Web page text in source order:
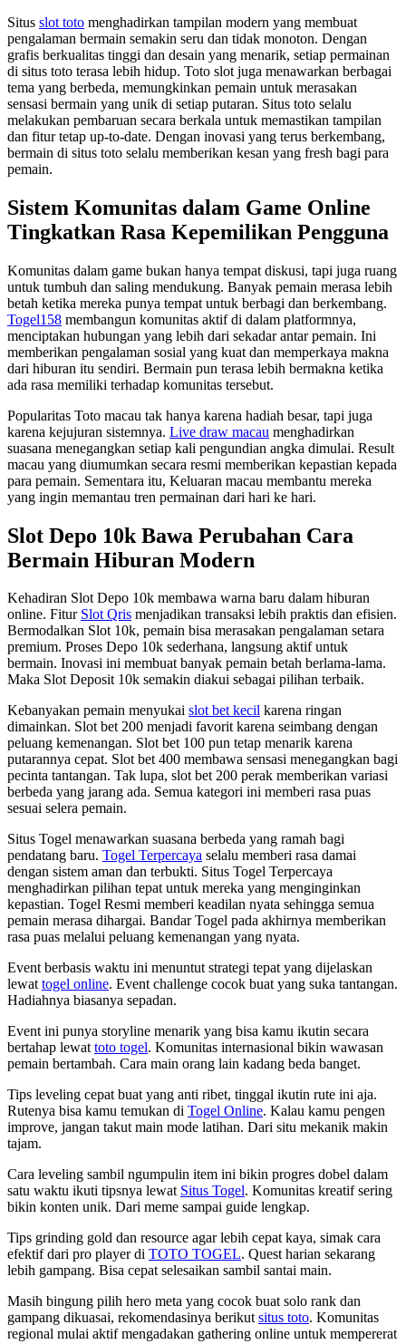
Situs slot toto menghadirkan tampilan modern yang membuat
pengalaman bermain semakin seru dan tidak monoton. Dengan
grafis berkualitas tinggi dan desain yang menarik, setiap permainan
di situs toto terasa lebih hidup. Toto slot juga menawarkan berbagai
tema yang berbeda, memungkinkan pemain untuk merasakan
sensasi bermain yang unik di setiap putaran. Situs toto selalu
melakukan pembaruan secara berkala untuk memastikan tampilan
dan fitur tetap up-to-date. Dengan inovasi yang terus berkembang,
bermain di situs toto selalu memberikan kesan yang fresh bagi para
pemain.
Sistem Komunitas dalam Game Online
Tingkatkan Rasa Kepemilikan Pengguna
Komunitas dalam game bukan hanya tempat diskusi, tapi juga ruang
untuk tumbuh dan saling mendukung. Banyak pemain merasa lebih
betah ketika mereka punya tempat untuk berbagi dan berkembang.
Togel158 membangun komunitas aktif di dalam platformnya,
menciptakan hubungan yang lebih dari sekadar antar pemain. Ini
memberikan pengalaman sosial yang kuat dan memperkaya makna
dari hiburan itu sendiri. Bermain pun terasa lebih bermakna ketika
ada rasa memiliki terhadap komunitas tersebut.
Popularitas Toto macau tak hanya karena hadiah besar, tapi juga
karena kejujuran sistemnya. Live draw macau menghadirkan
suasana menegangkan setiap kali pengundian angka dimulai. Result
macau yang diumumkan secara resmi memberikan kepastian kepada
para pemain. Sementara itu, Keluaran macau membantu mereka
yang ingin memantau tren permainan dari hari ke hari.
Slot Depo 10k Bawa Perubahan Cara
Bermain Hiburan Modern
Kehadiran Slot Depo 10k membawa warna baru dalam hiburan
online. Fitur Slot Qris menjadikan transaksi lebih praktis dan efisien.
Bermodalkan Slot 10k, pemain bisa merasakan pengalaman setara
premium. Proses Depo 10k sederhana, langsung aktif untuk
bermain. Inovasi ini membuat banyak pemain betah berlama-lama.
Maka Slot Deposit 10k semakin diakui sebagai pilihan terbaik.
Kebanyakan pemain menyukai slot bet kecil karena ringan
dimainkan. Slot bet 200 menjadi favorit karena seimbang dengan
peluang kemenangan. Slot bet 100 pun tetap menarik karena
putarannya cepat. Slot bet 400 membawa sensasi menegangkan bagi
pecinta tantangan. Tak lupa, slot bet 200 perak memberikan variasi
berbeda yang jarang ada. Semua kategori ini memberi rasa puas
sesuai selera pemain.
Situs Togel menawarkan suasana berbeda yang ramah bagi
pendatang baru. Togel Terpercaya selalu memberi rasa damai
dengan sistem aman dan terbukti. Situs Togel Terpercaya
menghadirkan pilihan tepat untuk mereka yang menginginkan
kepastian. Togel Resmi memberi keadilan nyata sehingga semua
pemain merasa dihargai. Bandar Togel pada akhirnya memberikan
rasa puas melalui peluang kemenangan yang nyata.
Event berbasis waktu ini menuntut strategi tepat yang dijelaskan
lewattogel online. Event challenge cocok buat yang suka tantangan.
Hadiahnya biasanya sepadan.
Event ini punya storyline menarik yang bisa kamu ikutin secara
bertahap lewattoto togel. Komunitas internasional bikin wawasan
pemain bertambah. Cara main orang lain kadang beda banget.
Tips leveling cepat buat yang anti ribet, tinggal ikutin rute ini aja.
Rutenya bisa kamu temukan di Togel Online. Kalau kamu pengen
improve, jangan takut main mode latihan. Dari situ mekanik makin
tajam.
Cara leveling sambil ngumpulin item ini bikin progres dobel dalam
satu waktu ikuti tipsnya lewat Situs Togel. Komunitas kreatif sering
bikin konten unik. Dari meme sampai guide lengkap.
Tips grinding gold dan resource agar lebih cepat kaya, simak cara
efektif dari pro player di TOTO TOGEL. Quest harian sekarang
lebih gampang. Bisa cepat selesaikan sambil santai main.
Masih bingung pilih hero meta yang cocok buat solo rank dan
gampang dikuasai, rekomendasinya berikutsitus toto. Komunitas
regional mulai aktif mengadakan gathering online untuk mempererat